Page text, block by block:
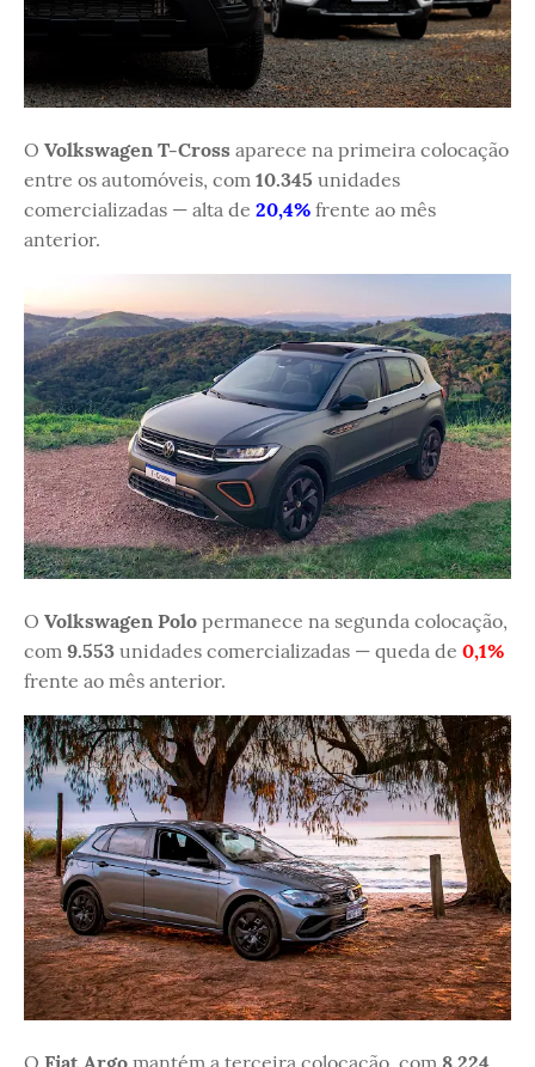
O Volkswagen T-Cross aparece na primeira colocação
entre os automóveis, com 10.345 unidades
comercializadas — alta de 20,4% frente ao mês
anterior.
O Volkswagen Polo permanece na segunda colocação,
com 9.553 unidades comercializadas — queda de 0,1%
frente ao mês anterior.
O Fiat Argo mantém a terceira colocação, com 8.224